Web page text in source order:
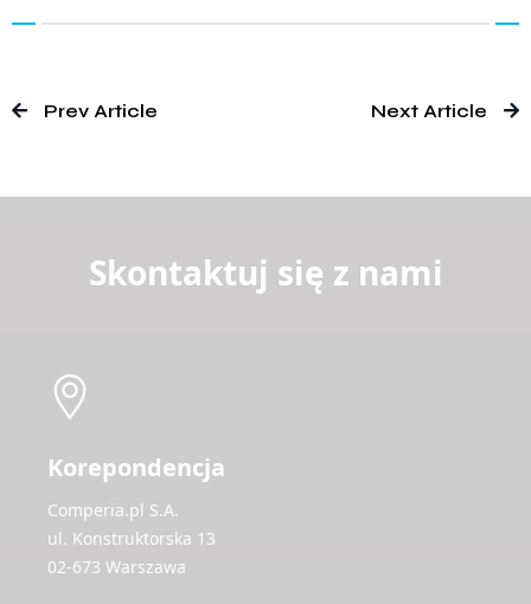
Prev Article Next Article
Skontaktuj się z nami
Korepondencja
Comperia.pl S.A.
ul. Konstruktorska 13
02-673 Warszawa